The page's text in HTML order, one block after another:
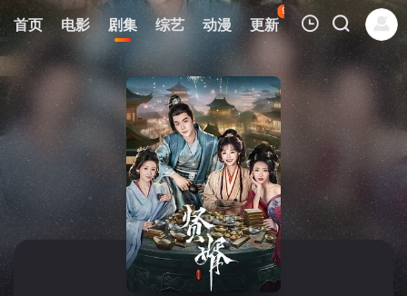
首页 电影 剧集 综艺 动漫 更新
93
热榜 APP
我的观影记录
暂无观看影片的记录